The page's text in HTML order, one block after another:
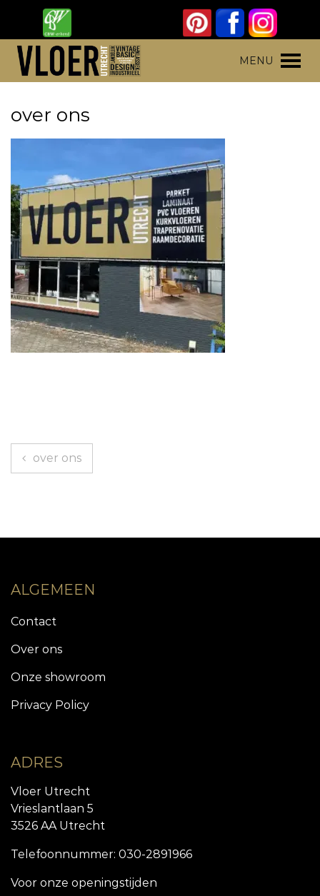
content
MENU
over ons
Berichtnavigatie
over ons
ALGEMEEN
Contact
Over ons
Onze showroom
Privacy Policy
ADRES
Vloer Utrecht
Vrieslantlaan 5
3526 AA Utrecht
Telefoonnummer: 030-2891966
Voor onze openingstijden